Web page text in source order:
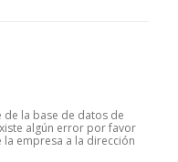
la base de datos de
algún error por favor
empresa a la dirección